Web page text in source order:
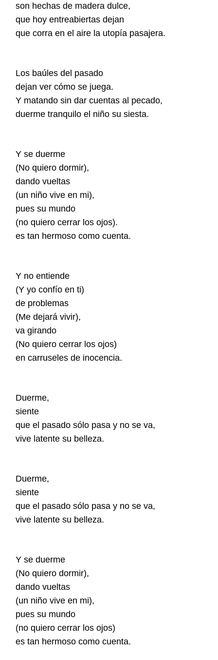
son hechas de madera dulce,
que hoy entreabiertas dejan
que corra en el aire la utopía pasajera.
Los baúles del pasado
dejan ver cómo se juega.
Y matando sin dar cuentas al pecado,
duerme tranquilo el niño su siesta.
Y se duerme
(No quiero dormir),
dando vueltas
(un niño vive en mi),
pues su mundo
(no quiero cerrar los ojos).
es tan hermoso como cuenta.
Y no entiende
(Y yo confío en ti)
de problemas
(Me dejará vivir),
va girando
(No quiero cerrar los ojos)
en carruseles de inocencia.
Duerme,
siente
que el pasado sólo pasa y no se va,
vive latente su belleza.
Duerme,
siente
que el pasado sólo pasa y no se va,
vive latente su belleza.
Y se duerme
(No quiero dormir),
dando vueltas
(un niño vive en mi),
pues su mundo
(no quiero cerrar los ojos)
es tan hermoso como cuenta.